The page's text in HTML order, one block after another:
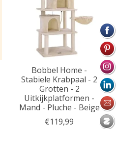
Bobbel Home -
Stabiele Krabpaal - 2
Grotten - 2
Uitkijkplatformen -
Mand - Pluche - Beige
€119,99